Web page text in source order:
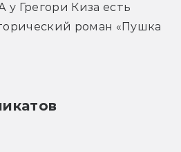
Грегори Киза есть
роман «Пушка